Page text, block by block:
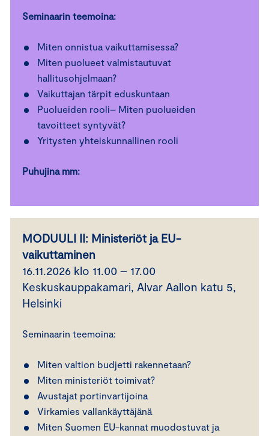
Seminaarin teemoina:
Miten onnistua vaikuttamisessa?
Miten puolueet valmistautuvat
hallitusohjelmaan?
Vaikuttajan tärpit eduskuntaan
Puolueiden rooli– Miten puolueiden
tavoitteet syntyvät?
Yritysten yhteiskunnallinen rooli
Puhujina mm:
MODUULI II: Ministeriöt ja EU-
vaikuttaminen
16.11.2026 klo 11.00 – 17.00
Keskuskauppakamari, Alvar Aallon katu 5,
Helsinki
Seminaarin teemoina:
Miten valtion budjetti rakennetaan?
Miten ministeriöt toimivat?
Avustajat portinvartijoina
Virkamies vallankäyttäjänä
Miten Suomen EU-kannat muodostuvat ja